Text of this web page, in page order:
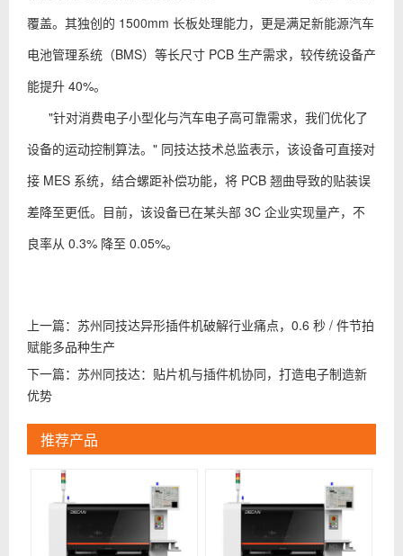
覆盖。其独创的 1500mm 长板处理能力，更是满足新能源汽车
电池管理系统（BMS）等长尺寸 PCB 生产需求，较传统设备产
能提升 40%。
"针对消费电子小型化与汽车电子高可靠需求，我们优化了
设备的运动控制算法。" 同技达技术总监表示，该设备可直接对
接 MES 系统，结合螺距补偿功能，将 PCB 翘曲导致的贴装误
差降至更低。目前，该设备已在某头部 3C 企业实现量产，不
良率从 0.3% 降至 0.05%。
上一篇： 苏州同技达异形插件机破解行业痛点，0.6 秒 / 件节拍
赋能多品种生产
下一篇： 苏州同技达：贴片机与插件机协同，打造电子制造新
优势
推荐产品